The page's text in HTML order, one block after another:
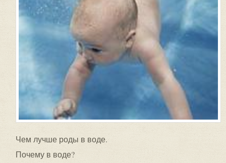
Чем лучше роды в воде.
Почему в воде?